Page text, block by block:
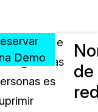
Eventos
Demo
forma de
a las
es
de